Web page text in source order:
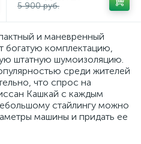
5 900 руб.
и маневренный
богатую комплектацию,
штатную шумоизоляцию.
среди жителей
что спрос на
Кашкай с каждым
стайлингу можно
машины и придать ее